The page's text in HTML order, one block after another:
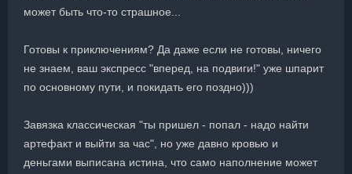
может быть что-то страшное...
Готовы к приключениям? Да даже если не готовы, ничего
не знаем, ваш экспресс "вперед, на подвиги!" уже шпарит
по основному пути, и покидать его поздно)))
Завязка классическая "ты пришел - попал - надо найти
артефакт и выйти за час", но уже давно кровью и
деньгами выписана истина, что само наполнение может